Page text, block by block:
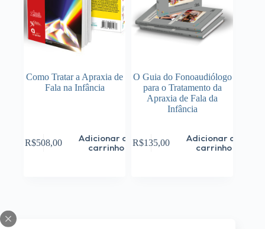
Como Tratar a Apraxia de
Fala na Infância
R$508,00
Adicionar ao
carrinho
O Guia do Fonoaudiólogo
para o Tratamento da
Apraxia de Fala da
Infância
R$135,00
Adicionar ao
carrinho